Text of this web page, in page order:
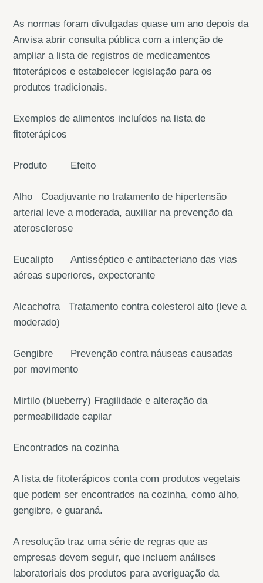
As normas foram divulgadas quase um ano depois da
Anvisa abrir consulta pública com a intenção de
ampliar a lista de registros de medicamentos
fitoterápicos e estabelecer legislação para os
produtos tradicionais.
Exemplos de alimentos incluídos na lista de
fitoterápicos
Produto Efeito
Alho Coadjuvante no tratamento de hipertensão
arterial leve a moderada, auxiliar na prevenção da
aterosclerose
Eucalipto Antisséptico e antibacteriano das vias
aéreas superiores, expectorante
Alcachofra Tratamento contra colesterol alto (leve a
moderado)
Gengibre Prevenção contra náuseas causadas
por movimento
Mirtilo (blueberry) Fragilidade e alteração da
permeabilidade capilar
Encontrados na cozinha
A lista de fitoterápicos conta com produtos vegetais
que podem ser encontrados na cozinha, como alho,
gengibre, e guaraná.
A resolução traz uma série de regras que as
empresas devem seguir, que incluem análises
laboratoriais dos produtos para averiguação da